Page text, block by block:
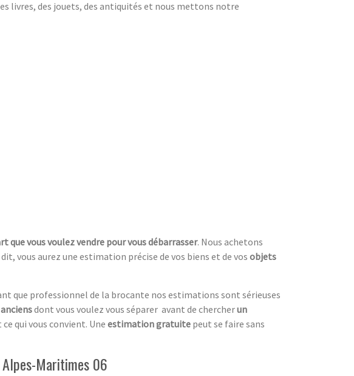
livres, des jouets, des antiquités et nous mettons notre
que vous voulez vendre pour vous débarrasser. Nous achetons
vous aurez une estimation précise de vos biens et de vos objets
que professionnel de la brocante nos estimations sont sérieuses
dont vous voulez vous séparer avant de chercherun
ce qui vous convient. Une estimation gratuite peut se faire sans
Maritimes 06